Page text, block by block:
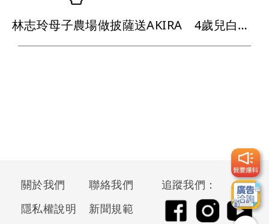
林志玲母子農場做披薩送AKIRA 4歲兒白泡泡網說「像媽媽」
關於我們
聯絡我們
隱私權說明
新聞規範
追蹤我們：